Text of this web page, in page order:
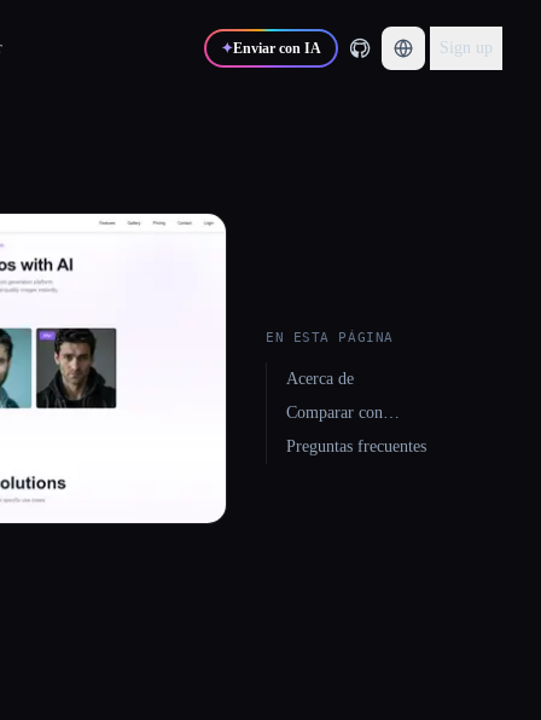
✦Enviar con IA Sign up
EN ESTA PÁGINA
Acerca de
Comparar con…
Preguntas frecuentes